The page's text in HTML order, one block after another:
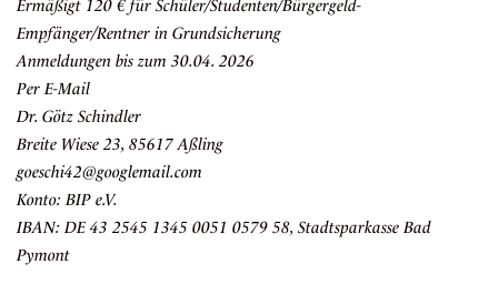
Ermäßigt 120 € für Schüler/Studenten/Bürgergeld-
Empfänger/Rentner in Grundsicherung
Anmeldungen bis zum 30.04. 2026
Per E-Mail
Dr. Götz Schindler
Breite Wiese 23, 85617 Aßling
goeschi42@googlemail.com
Konto: BIP e.V.
IBAN: DE 43 2545 1345 0051 0579 58, Stadtsparkasse Bad
Pymont